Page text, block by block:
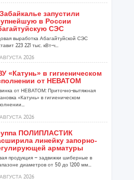
запустили
в России
СЭС
выработка Абагайтуйской СЭС
223 221 тыс. кВт-ч...
2026
«Катунь» в гигиеническом
от НЕВАТОМ
от НЕВАТОМ: Приточно-вытяжная
«Катунь» в гигиеническом
2026
ПОЛИПЛАСТИК
линейку запорно-
арматуры
продукция – задвижки шиберные в
диаметров от 50 до 1200 мм...
2026